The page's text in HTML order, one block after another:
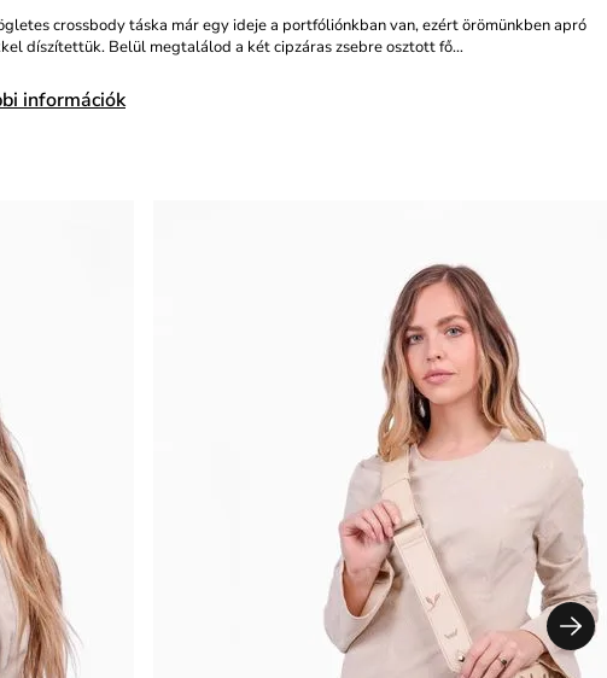
crossbody táska már egy ideje a portfóliónkban van, ezért örömünkben apró
díszítettük. Belül megtalálod a két cipzáras zsebre osztott fő…
információk